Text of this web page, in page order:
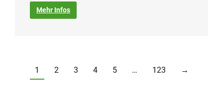
Mehr Infos
1 2 3 4 5 … 123 →